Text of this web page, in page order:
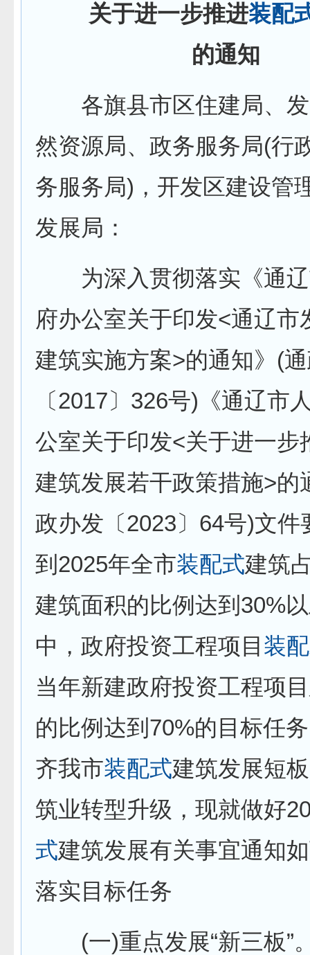
关于进一步推进装配
的通知
各旗县市区住建局、发
然资源局、政务服务局(行
务服务局)，开发区建设管
发展局：
为深入贯彻落实《通辽
府办公室关于印发<通辽市
建筑实施方案>的通知》(
〔2017〕326号)《通辽市
公室关于印发<关于进一步
建筑发展若干政策措施>的
政办发〔2023〕64号)文件
到2025年全市装配式建筑
建筑面积的比例达到30%
中，政府投资工程项目 装
当年新建政府投资工程项
的比例达到70%的目标任
齐我市装配式建筑发展短
筑业转型升级，现就做好
式建筑发展有关事宜通知
落实目标任务
(一)重点发展“新三板”